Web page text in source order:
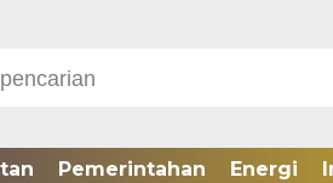
Pemerintahan Energi